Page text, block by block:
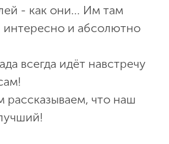
- как они... Им там
интересно и абсолютно
всегда идёт навстречу
рассказываем, что наш